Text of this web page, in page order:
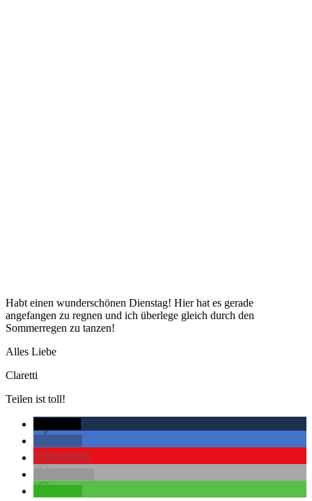
Habt einen wunderschönen Dienstag! Hier hat es gerade
angefangen zu regnen und ich überlege gleich durch den
Sommerregen zu tanzen!
Alles Liebe
Claretti
Teilen ist toll!